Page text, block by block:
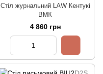
Стіл журнальний LAW Кентукі
ВМК
4 860 грн